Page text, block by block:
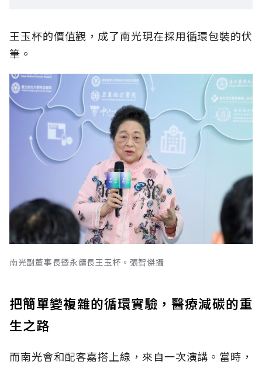
王玉杯的價值觀，成了南光現在採用循環包裝的伏
筆。
南光副董事長暨永續長王玉杯。張智傑攝
把簡單變複雜的循環實驗，醫療減碳的重
生之路
而南光會和配客嘉搭上線，來自一次演講。當時，